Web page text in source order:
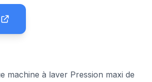
machine à laver Pression maxi de